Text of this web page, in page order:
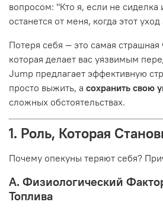
вопросом: "Кто я, если не сиделка
останется от меня, когда этот
Потеря себя — это самая страшная
которая делает вас уязвимым
Jump предлагает эффективную
просто выжить, а сохранить свою
сложных обстоятельствах.
1. Роль, Которая
Почему опекуны теряют себя?
А. Физиологический
Топлива